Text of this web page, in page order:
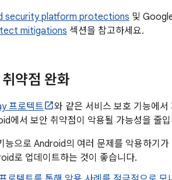
security platform protections 및
mitigations 섹션을 참고하세요.
약점 완화
프로텍트
와 같은 서비스 보호 기능에서
에서 보안 취약점이 악용될 가능성을 줄
으로 Android의 여러 문제를 악용하기
로 업데이트하는 것이 좋습니다.